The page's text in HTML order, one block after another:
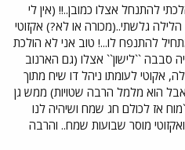
להתנחל אצלו כמובן..!! (אין לי
גלשתי..(מכורה או לא?) אקזוטי
להתנפח לו...! טוב אני לא הולכת
סבבה ``לישון`` אצלו (גם הארנוב
אקוטי לעומתו ניהל דו שיח מתוך
אבל הוא מלמל הרבה שטויות) ממש גן
אז לכולם חג שמח ושיהיה לנו
מוסר שבועות שמח.. והרבה